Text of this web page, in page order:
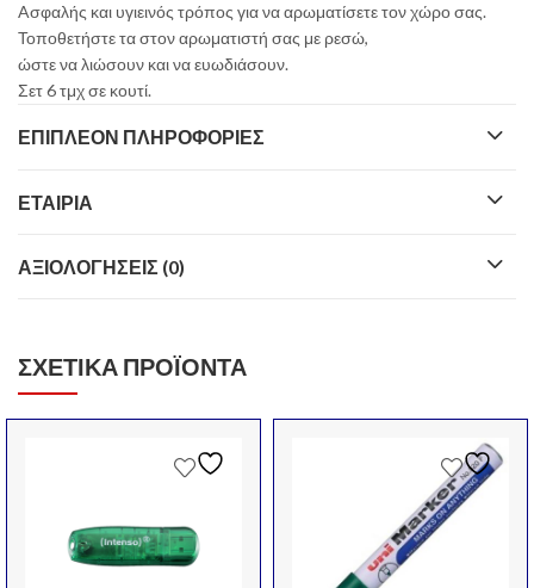
Aσφαλής και υγιεινός τρόπος για να αρωματίσετε τον χώρο σας.
Τοποθετήστε τα στον αρωματιστή σας με ρεσώ,
ώστε να λιώσουν και να ευωδιάσουν.
Σετ 6 τμχ σε κουτί.
ΕΠΙΠΛΈΟΝ ΠΛΗΡΟΦΟΡΊΕΣ
ΕΤΑΙΡΊΑ
ΑΞΙΟΛΟΓΉΣΕΙΣ (0)
ΣΧΕΤΙΚΆ ΠΡΟΪΌΝΤΑ